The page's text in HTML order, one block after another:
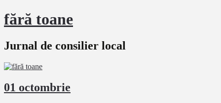
fără toane
Jurnal de consilier local
01 octombrie